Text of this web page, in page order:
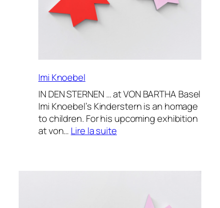
Imi Knoebel
IN DEN STERNEN … at VON BARTHA Basel
Imi Knoebel’s Kinderstern is an homage
to children. For his upcoming exhibition
at von… Lire la suite: